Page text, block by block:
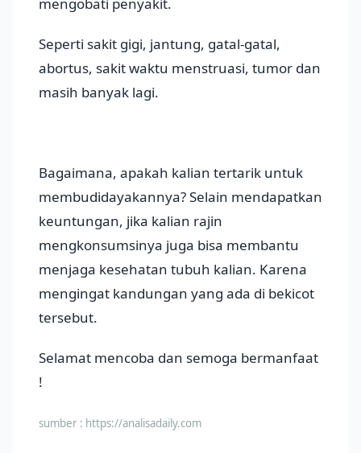
Seperti sakit gigi, jantung, gatal-gatal,
abortus, sakit waktu menstruasi, tumor dan
masih banyak lagi.
Bagaimana, apakah kalian tertarik untuk
membudidayakannya? Selain mendapatkan
keuntungan, jika kalian rajin
mengkonsumsinya juga bisa membantu
menjaga kesehatan tubuh kalian. Karena
mengingat kandungan yang ada di bekicot
tersebut.
Selamat mencoba dan semoga bermanfaat
!
sumber : https://analisadaily.com